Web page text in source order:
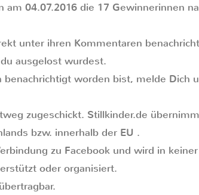
am 04.07.2016 die 17 Gewinnerinnen
unter ihren Kommentaren
ausgelost wurdest.
worden bist, melde Dich
zugeschickt. Stillkinder.de
bzw. innerhalb der EU .
zu Facebook und wird in
oder organisiert.